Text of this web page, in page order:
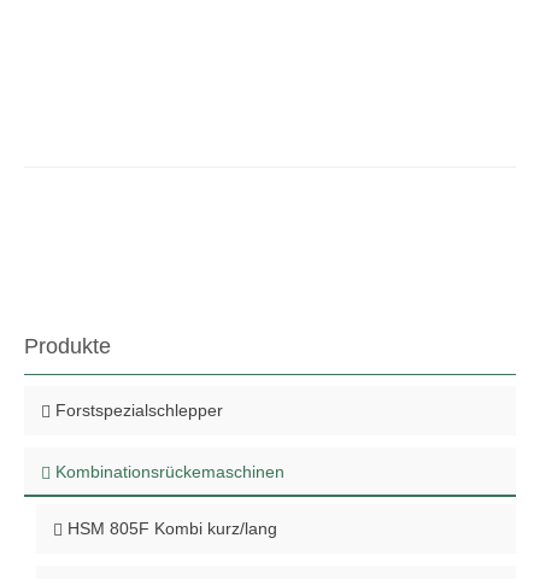
Produkte
Forstspezialschlepper
Kombinationsrückemaschinen
HSM 805F Kombi kurz/lang